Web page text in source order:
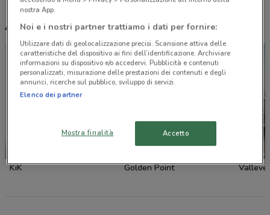
Altri volantini nelle vicinanze
KiK Golden Point
nostra App.
Noi e i nostri partner trattiamo i dati per fornire:
Utilizzare dati di geolocalizzazione precisi. Scansione attiva delle
caratteristiche del dispositivo ai fini dell’identificazione. Archiviare
informazioni su dispositivo e/o accedervi. Pubblicità e contenuti
personalizzati, misurazione delle prestazioni dei contenuti e degli
annunci, ricerche sul pubblico, sviluppo di servizi.
Elenco dei partner
Mostra finalità Accetto